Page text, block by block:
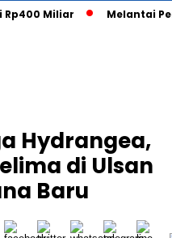
Miliar Melantai
Hydrangea,
di Ulsan
Baru